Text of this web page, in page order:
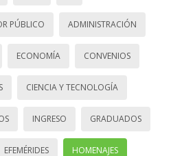
PÚBLICO ADMINISTRACIÓN
ECONOMÍA CONVENIOS
CIENCIA Y TECNOLOGÍA
INGRESO GRADUADOS
EFEMÉRIDES HOMENAJES